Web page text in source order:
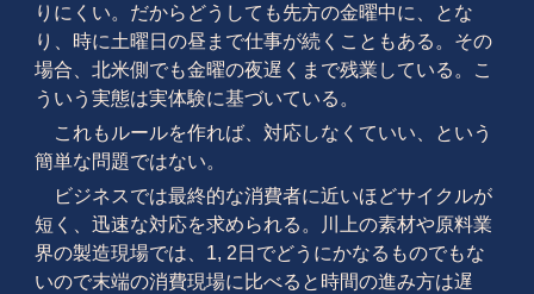
りにくい。だからどうしても先方の金曜中に、とな
り、時に土曜日の昼まで仕事が続くこともある。その
場合、北米側でも金曜の夜遅くまで残業している。こ
ういう実態は実体験に基づいている。
これもルールを作れば、対応しなくていい、という
簡単な問題ではない。
ビジネスでは最終的な消費者に近いほどサイクルが
短く、迅速な対応を求められる。川上の素材や原料業
界の製造現場では、1, 2日でどうにかなるものでもな
いので末端の消費現場に比べると時間の進み方は遅